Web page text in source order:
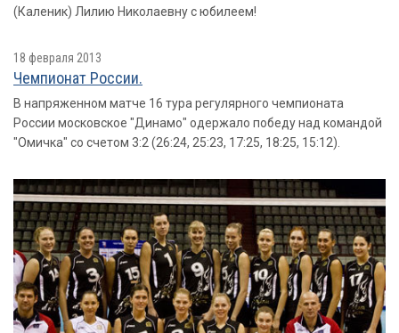
(Каленик) Лилию Николаевну с юбилеем!
18 февраля 2013
Чемпионат России.
В напряженном матче 16 тура регулярного чемпионата
России московское "Динамо" одержало победу над командой
"Омичка" со счетом 3:2 (26:24, 25:23, 17:25, 18:25, 15:12).